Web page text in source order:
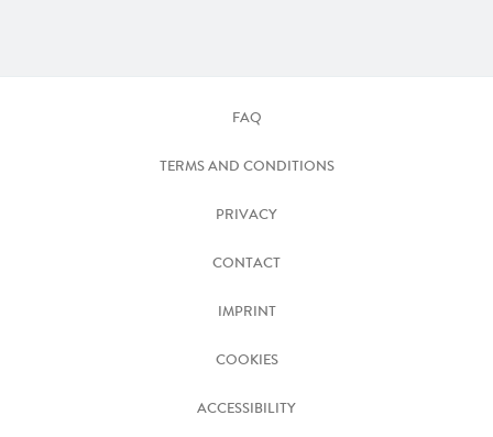
FAQ
TERMS AND CONDITIONS
PRIVACY
CONTACT
IMPRINT
COOKIES
ACCESSIBILITY